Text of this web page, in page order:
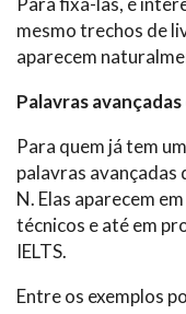
mesmo trechos de
aparecem
Palavras
Para quem já tem
palavras avançadas
N. Elas aparecem
técnicos e até em
IELTS.
Entre os exemplos